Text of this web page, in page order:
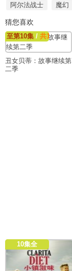
阿尔法战士
魔幻
猜您喜欢
至第10集 / 共10集
丑女贝蒂：故事继续第
二季
10集全